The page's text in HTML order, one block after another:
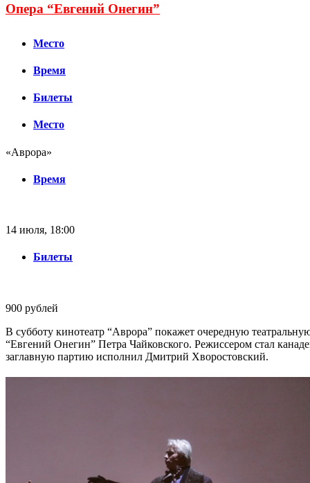
Опера “Евгений Онегин”
Место
Время
Билеты
Место
«Аврора»
Время
14 июля, 18:00
Билеты
900 рублей
В субботу кинотеатр “Аврора” покажет очередную
“Евгений Онегин” Петра Чайковского. Режиссером стал
заглавную партию исполнил Дмитрий Хворостовский.